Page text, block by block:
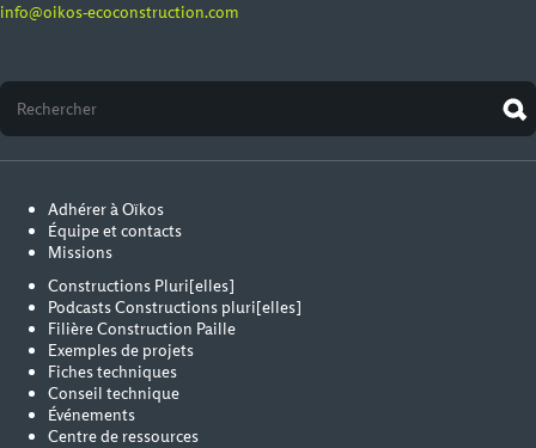
info@oikos-ecoconstruction.com
Adhérer à Oïkos
Équipe et contacts
Missions
Constructions Pluri[elles]
Podcasts Constructions pluri[elles]
Filière Construction Paille
Exemples de projets
Fiches techniques
Conseil technique
Événements
Centre de ressources